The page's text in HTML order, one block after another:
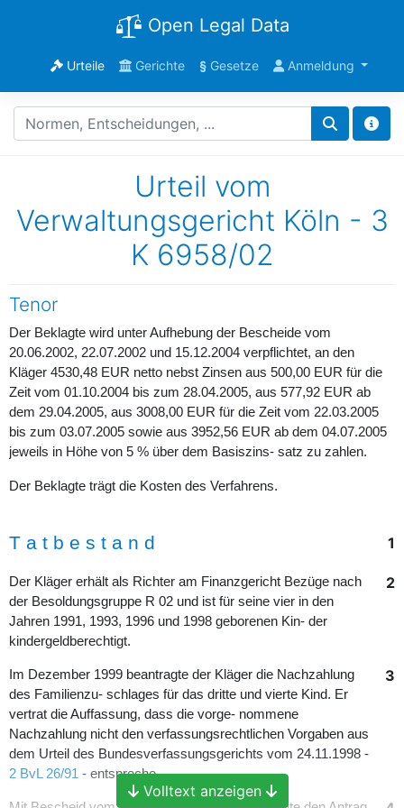
Open Legal Data
Urteile Gerichte §Gesetze Anmeldung
Urteil vom
Verwaltungsgericht Köln - 3
K 6958/02
Tenor
Der Beklagte wird unter Aufhebung der Bescheide vom
20.06.2002, 22.07.2002 und 15.12.2004 verpflichtet, an den
Kläger 4530,48 EUR netto nebst Zinsen aus 500,00 EUR für die
Zeit vom 01.10.2004 bis zum 28.04.2005, aus 577,92 EUR ab
dem 29.04.2005, aus 3008,00 EUR für die Zeit vom 22.03.2005
bis zum 03.07.2005 sowie aus 3952,56 EUR ab dem 04.07.2005
jeweils in Höhe von 5 % über dem Basiszins- satz zu zahlen.
Der Beklagte trägt die Kosten des Verfahrens.
1
T a t b e s t a n d
2
Der Kläger erhält als Richter am Finanzgericht Bezüge nach
der Besoldungsgruppe R 02 und ist für seine vier in den
Jahren 1991, 1993, 1996 und 1998 geborenen Kin- der
kindergeldberechtigt.
3
Im Dezember 1999 beantragte der Kläger die Nachzahlung
des Familienzu- schlages für das dritte und vierte Kind. Er
vertrat die Auffassung, dass die vorge- nommene
Nachzahlung nicht den verfassungsrechtlichen Vorgaben aus
dem Urteil des Bundesverfassungsgerichts vom 24.11.1998 -
2 BvL 26/91 - entspreche.
Volltext anzeigen